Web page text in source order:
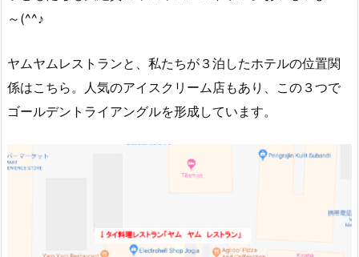
～(^^♪
ヤムヤムレストランと、私たちが３泊したホテルの位置関
係はこちら。人気のアイスクリーム店もあり、この３つで
ゴールデントライアングルを形成しています。